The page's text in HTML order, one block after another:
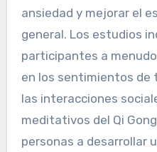
ansiedad y mejorar el
general. Los estudios
participantes a
en los sentimientos de
las interacciones
meditativos del Qi
personas a desarrollar